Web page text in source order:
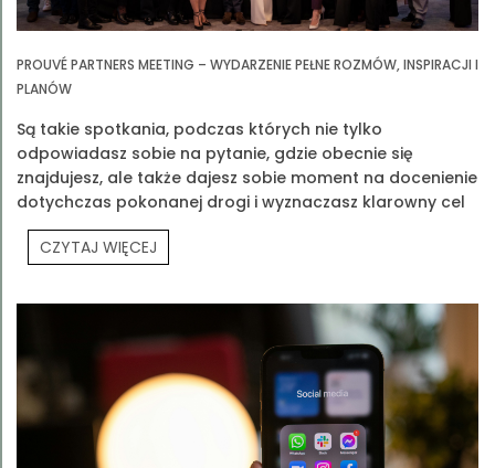
PROUVÉ PARTNERS MEETING – WYDARZENIE PEŁNE ROZMÓW, INSPIRACJI I
PLANÓW
Są takie spotkania, podczas których nie tylko
odpowiadasz sobie na pytanie, gdzie obecnie się
znajdujesz, ale także dajesz sobie moment na docenienie
dotychczas pokonanej drogi i wyznaczasz klarowny cel
na przyszłość. Jednym z takich spotkań było Prouvé
Partners Meeting.
CZYTAJ WIĘCEJ